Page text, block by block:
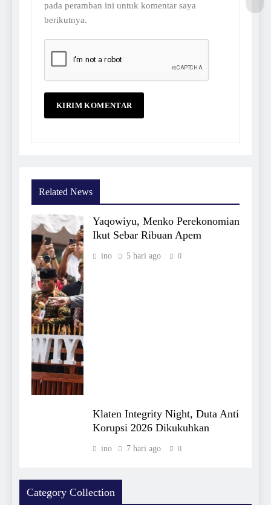
pada peramban ini untuk komentar saya
berikutnya.
Related News
Yaqowiyu, Menko Perekonomian
Ikut Sebar Ribuan Apem
ino 5 hari ago 0
Klaten Integrity Night, Duta Anti
Korupsi 2026 Dikukuhkan
ino 7 hari ago 0
Category Collection